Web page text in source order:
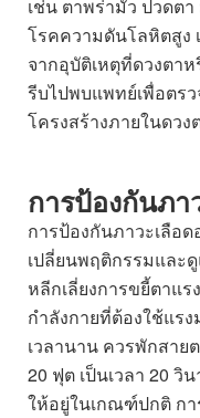
เช่น ตาพร่ามัว ปวดต
โรคความดันโลหิตสูง
จากอุบัติเหตุที่ดวงตา
รีบไปพบแพทย์เพื่อตร
โครงสร้างภายในดว
การป้องกันภา
การป้องกันภาวะเลือ
เปลี่ยนพฤติกรรมและ
หลีกเลี่ยงการขยี้ตาแ
กำลังกายที่ต้องใช้แร
เวลานาน ควรพักสาย
20 ฟุต เป็นเวลา 20
ให้อยู่ในเกณฑ์ปกติ ก